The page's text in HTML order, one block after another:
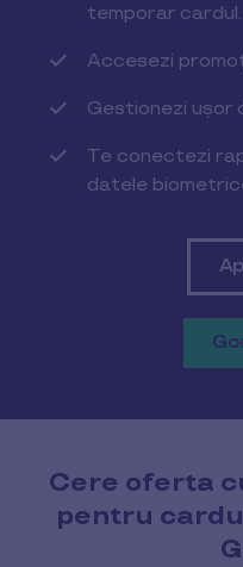
temporar cardul.
Accesezi
Gestionezi
Te conectezi
datele
Cere oferta
pentru